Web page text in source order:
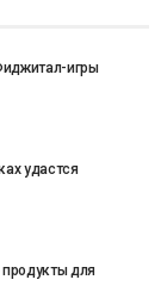
игры
удастся
для